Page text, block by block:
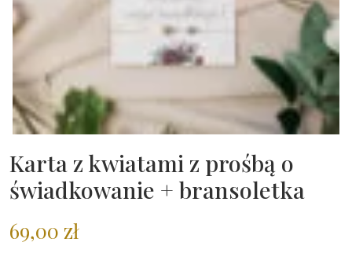
Karta z kwiatami z prośbą o
świadkowanie + bransoletka
69,00 zł